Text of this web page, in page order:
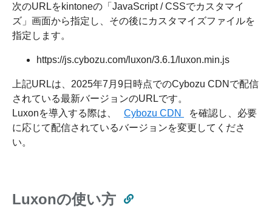
次のURLをkintoneの「JavaScript / CSSでカスタマイ
ズ」画面から指定し、その後にカスタマイズファイルを
指定します。
https://js.cybozu.com/luxon/3.6.1/luxon.min.js
上記URLは、2025年7月9日時点でのCybozu CDNで配信
されている最新バージョンのURLです。
Luxonを導入する際は、
Cybozu CDN
を確認し、必要
に応じて配信されているバージョンを変更してくださ
い。
Luxonの使い方